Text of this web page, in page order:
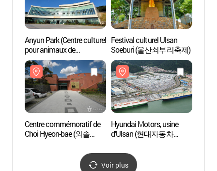
Anyun Park (Centre culturel
pour animaux de
compagnie d’Ulsan)
(애니언파크(울산
반려동물 문화센터))
Festival culturel Ulsan
Soeburi (울산쇠부리축제)
Centre commémoratif de
Choi Hyeon-bae (외솔
Hyundai Motors, usine
d’Ulsan (현대자동차
Voir plus